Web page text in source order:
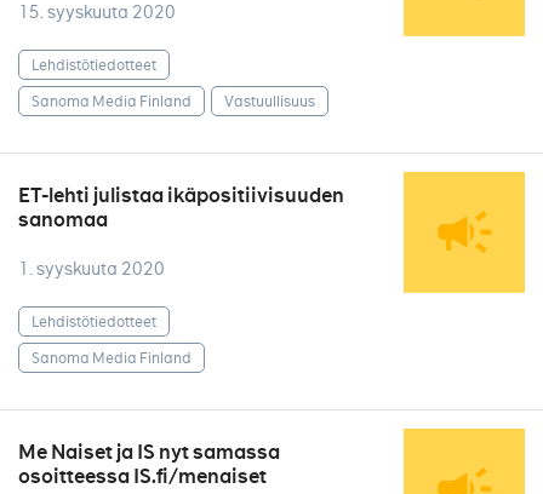
15. syyskuuta 2020
Lehdistötiedotteet
Sanoma Media Finland
Vastuullisuus
ET-lehti julistaa ikäpositiivisuuden
sanomaa
1. syyskuuta 2020
Lehdistötiedotteet
Sanoma Media Finland
Me Naiset ja IS nyt samassa
osoitteessa IS.fi/menaiset